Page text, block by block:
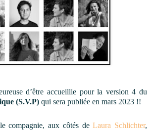
(S.V.P) qui sera publiée en mars 2023 !!
compagnie, aux côtés de Laura Schlichter